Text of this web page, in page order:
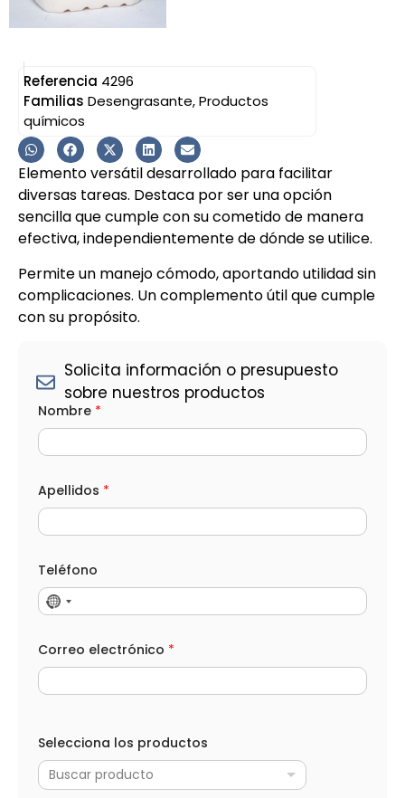
Referencia 4296
Familias Desengrasante,Productos
químicos
Elemento versátil desarrollado para facilitar
diversas tareas. Destaca por ser una opción
sencilla que cumple con su cometido de manera
efectiva, independientemente de dónde se utilice.
Permite un manejo cómodo, aportando utilidad sin
complicaciones. Un complemento útil que cumple
con su propósito.
Solicita información o presupuesto
sobre nuestros productos
Nombre *
Apellidos *
Teléfono
Correo electrónico *
n
s
Selecciona los productos
Buscar producto